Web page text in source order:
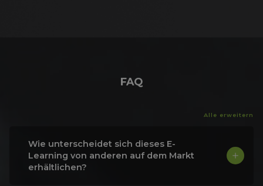
FAQ
Wie unterscheidet sich dieses E-
Learning von anderen auf dem Markt
erhältlichen?
Alle erweitern